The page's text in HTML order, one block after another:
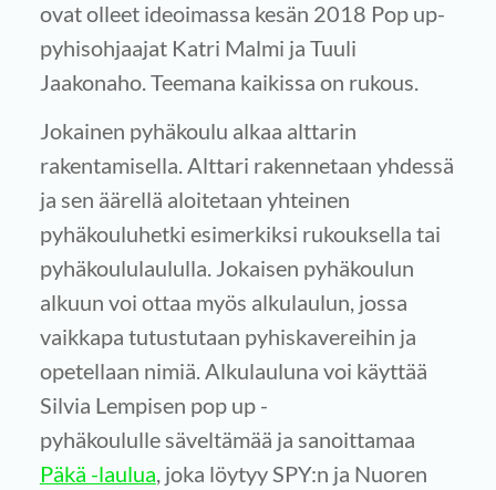
ovat olleet ideoimassa kesän 2018 Pop up-
pyhisohjaajat Katri Malmi ja Tuuli
Jaakonaho. Teemana kaikissa on rukous.
Jokainen pyhäkoulu alkaa alttarin
rakentamisella. Alttari rakennetaan yhdessä
ja sen äärellä aloitetaan yhteinen
pyhäkouluhetki esimerkiksi rukouksella tai
pyhäkoululaululla. Jokaisen pyhäkoulun
alkuun voi ottaa myös alkulaulun, jossa
vaikkapa tutustutaan pyhiskavereihin ja
opetellaan nimiä. Alkulauluna voi käyttää
Silvia Lempisen pop up -
pyhäkoululle säveltämää ja sanoittamaa
Päkä -laulua, joka löytyy SPY:n ja Nuoren